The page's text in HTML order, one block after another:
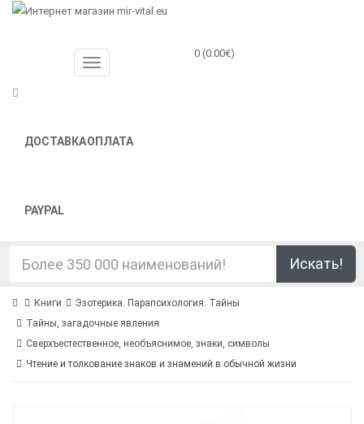
ДОСТАВКАОПЛАТА
PAYPAL
0 (0.00€)
Искать!
Книги
Эзотерика. Парапсихология. Тайны
Тайны, загадочные явления
Сверхъестественное, необъяснимое, знаки, символы
Чтение и толкование знаков и знамений в обычной жизни